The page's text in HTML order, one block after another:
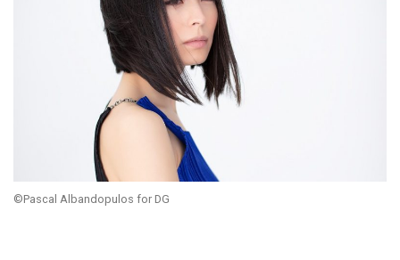
©Pascal Albandopulos for DG